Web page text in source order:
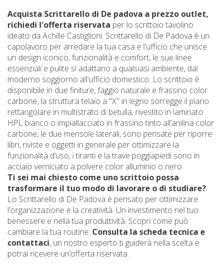
Acquista Scrittarello di De padova a prezzo outlet,
richiedi l'offerta riservata per lo scrittoio tavolino
ideato da Achille Castiglioni. Scrittarello di De Padova è un
capolavoro per arredare la tua casa e l'ufficio che unisce
un design iconico, funzionalità e comfort, le sue linee
essenziali e pulite si adattano a qualsiasi ambiente, dal
moderno soggiorno all'ufficio domestico. Lo scrittoio è
disponibile in due finiture, faggio naturale e frassino color
carbone, la struttura telaio a "X" in legno sorregge il piano
rettangolare in multistrato di betulla, rivestito in laminato
HPL bianco o impiallacciato in frassino tinto all’anilina color
carbone, le due mensole laterali, sono pensate per riporre
libri, riviste e oggetti in generale per ottimizzare la
funzionalità d’uso, i tiranti e la trave poggiapiedi sono in
acciaio verniciato a polvere color alluminio o nero.
Ti sei mai chiesto come uno scrittoio possa
trasformare il tuo modo di lavorare o di studiare?
Lo Scrittarello di De Padova è pensato per ottimizzare
l'organizzazione e la creatività. Un investimento nel tuo
benessere e nella tua produttività. Scopri come può
cambiare la tua routine: Consulta la scheda tecnica e
contattaci, un nostro esperto ti guiderà nella scelta e
potrai ricevere un’offerta riservata.